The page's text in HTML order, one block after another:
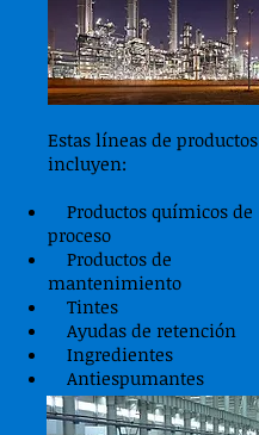
Estas líneas de productos
incluyen:
Productos químicos de
proceso
Productos de
mantenimiento
Tintes
Ayudas de retención
Ingredientes
Antiespumantes